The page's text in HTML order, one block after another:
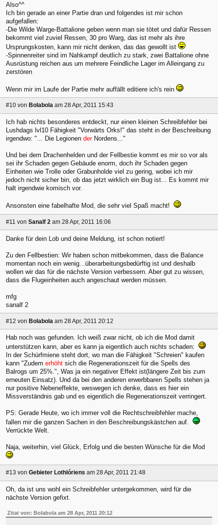
Also^^
Ich bin gerade an einer Partie dran und folgendes ist mir schon
aufgefallen:
-Die Wilde Warge-Battalione geben wenn man sie tötet und dafür Ressen
bekommt viel zuviel Ressen, 30 pro Warg, das ist mehr als ihre
Ursprungskosten, kann mir nicht denken, das das gewollt ist
-Spinnenreiter sind im Nahkampf deutlich zu stark, zwei Battalione ohne
Ausrüstung reichen aus um mehrere Feindliche Lager im Alleingang zu
zerstören
Wenn mir im Laufe der Partie mehr auffällt editiere ich's rein
#10 von Bolabola am 28 Apr, 2011 15:43
Ich hab nichts besonderes entdeckt, nur einen kleinen Schreibfehler bei
Lushdags lvl10 Fähigkeit "Vorwärts Orks!" das steht in der Beschreibung
irgendwo: "... Die Legionen derNordens..."
Und bei dem Drachenhelden und der Fellbestie kommt es mir so vor als
sei ihr Schaden gegen Gebäude enorm, doch ihr Schaden gegen
Einheiten wie Trolle oder Grabunholde viel zu gering, wobei ich mir
jedoch nicht sicher bin, ob das jetzt wirklich ein Bug ist... Es kommt mir
halt irgendwie komisch vor.
Ansonsten eine fabelhafte Mod, die sehr viel Spaß macht!
#11 von Sanalf 2 am 28 Apr, 2011 16:06
Danke für dein Lob und deine Meldung, ist schon notiert!
Zu den Fellbestien: Wir haben schon mitbekommen, dass die Balance
momentan noch ein wenig...überarbeitungsbedürftig ist und deshalb
wollen wir das für die nächste Version verbessern. Aber gut zu wissen,
dass die Flugeinheiten auch angeschaut werden müssen.
mfg
sanalf 2
#12 von Bolabola am 28 Apr, 2011 20:12
Hab noch was gefunden. Ich weiß zwar nicht, ob ich die Mod damit
unterstützen kann, aber es kann ja eigentlich auch nichts schaden:
In der Schürfmiene steht dort, wo man die Fähigkeit "Schreien" kaufen
kann "Zudem erhöht sich die Regenerationszeit für die Spells des
Balrogs um 25%.", Was ja ein negativer Effekt ist(längere Zeit bis zum
erneuten Einsatz). Und da bei den anderen erwerbbaren Spells stehen ja
nur positive Nebeneffekte, weswegen ich denke, dass es hier ein
Missverständnis gab und es eigentlich die Regenerationszeit verringert.
PS: Gerade Heute, wo ich immer voll die Rechtschreibfehler mache,
fallen mir die ganzen Sachen in den Beschreibungskästchen auf.
Verrückte Welt.
Naja, weiterhin, viel Glück, Erfolg und die besten Wünsche für die Mod
#13 von Gebieter Lothlóriens am 28 Apr, 2011 21:48
Oh, da ist uns wohl ein Schreibfehler untergekommen, wird für die
nächste Version gefixt.
Zitat von: Bolabola am 28 Apr, 2011 20:12